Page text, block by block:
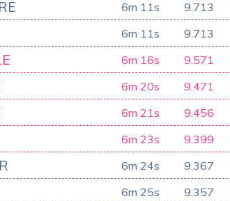
6m 11s 9.713
6m 11s 9.713
6m 16s 9.571
6m 20s 9.471
6m 21s 9.456
6m 23s 9.399
6m 24s 9.367
6m 25s 9.357